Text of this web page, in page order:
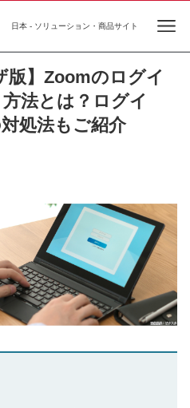
日本 - ソリューション・商品サイト
版】Zoomのログイ
法とは？ログイ
処法もご紹介